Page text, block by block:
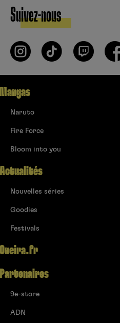
Suivez-nous
Mangas
Naruto
Fire Force
Bloom into you
Actualités
Nouvelles séries
Goodies
Festivals
Oneira.fr
Partenaires
9e-store
ADN